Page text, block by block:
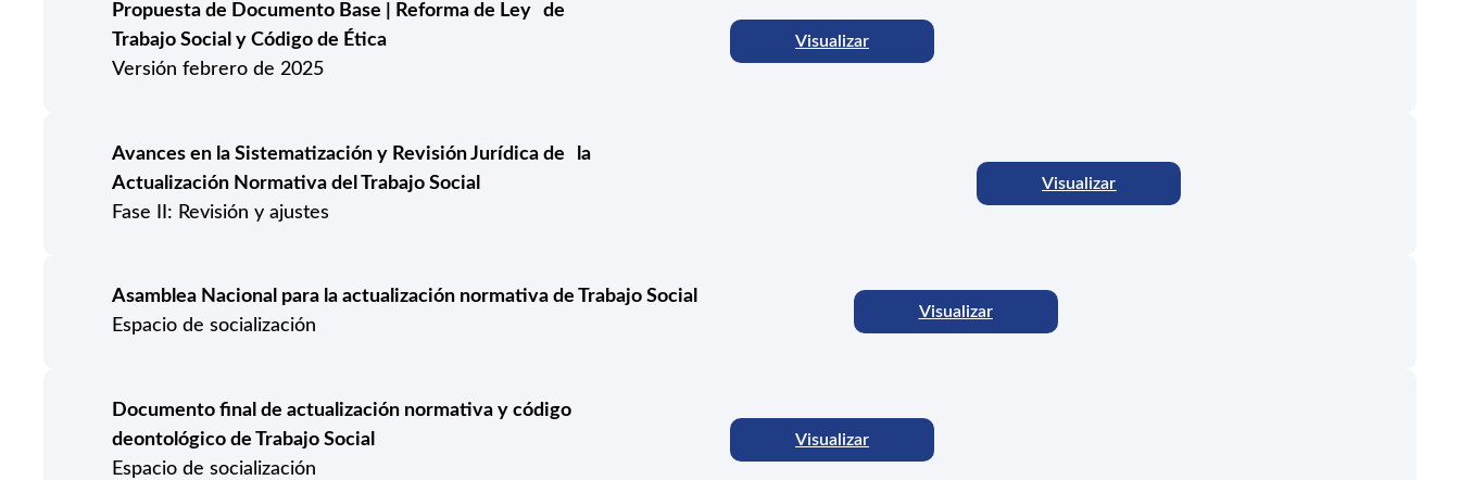
Propuesta de Documento Base | Reforma de Ley de
Trabajo Social y Código de Ética
Versión febrero de 2025
Visualizar
Avances en la Sistematización y Revisión Jurídica de la
Actualización Normativa del Trabajo Social
Fase II: Revisión y ajustes
Visualizar
Asamblea Nacional para la actualización normativa de Trabajo Social
Espacio de socialización
Visualizar
Documento final de actualización normativa y código
deontológico de Trabajo Social
Espacio de socialización
Visualizar